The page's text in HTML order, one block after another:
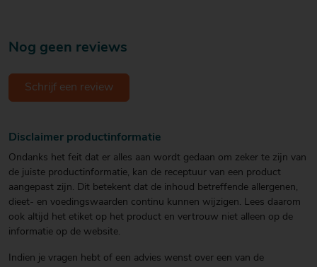
Nog geen reviews
Schrijf een review
Disclaimer productinformatie
Ondanks het feit dat er alles aan wordt gedaan om zeker te zijn van
de juiste productinformatie, kan de receptuur van een product
aangepast zijn. Dit betekent dat de inhoud betreffende allergenen,
dieet- en voedingswaarden continu kunnen wijzigen. Lees daarom
ook altijd het etiket op het product en vertrouw niet alleen op de
informatie op de website.
Indien je vragen hebt of een advies wenst over een van de